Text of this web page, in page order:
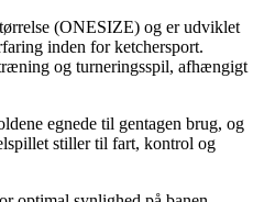
(ONESIZE) og er udviklet
inden for ketchersport.
og turneringsspil, afhængigt
egnede til gentagen brug, og
stiller til fart, kontrol og